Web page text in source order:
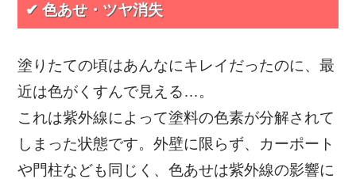
✔ 色あせ・ツヤ消失
塗りたての頃はあんなにキレイだったのに、最
近は色がくすんで見える…。
これは紫外線によって塗料の色素が分解されて
しまった状態です。外壁に限らず、カーポート
や門柱なども同じく、色あせは紫外線の影響に